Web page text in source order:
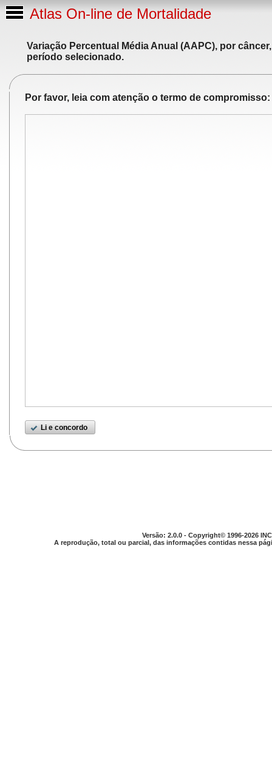
Atlas On-line de Mortalidade
Variação Percentual Média Anual (AAPC), por
período selecionado.
Por favor, leia com atenção o termo de compromisso:
Li e concordo
Versão: 2.0.0 - Copyright© 1996-2026
A reprodução, total ou parcial, das informações contidas nessa